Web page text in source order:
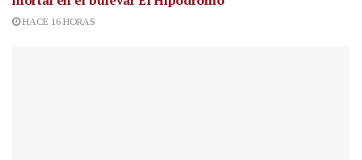
HACE 16 HORAS